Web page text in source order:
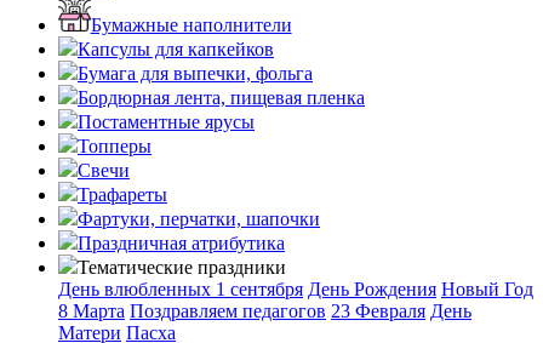
Бумажные наполнители
Капсулы для капкейков
Бумага для выпечки, фольга
Бордюрная лента, пищевая пленка
Постаментные ярусы
Топперы
Свечи
Трафареты
Фартуки, перчатки, шапочки
Праздничная атрибутика
Тематические праздники
День влюбленных 1 сентября День Рождения Новый Год
8 Марта Поздравляем педагогов 23 Февраля День
Матери Пасха